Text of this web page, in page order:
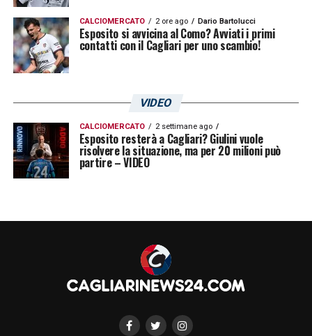
CALCIOMERCATO 2 ore ago Dario Bartolucci
Esposito si avvicina al Como? Avviati i primi
contatti con il Cagliari per uno scambio!
VIDEO
CALCIOMERCATO 2 settimane ago
Esposito resterà a Cagliari? Giulini vuole
risolvere la situazione, ma per 20 milioni può
partire – VIDEO